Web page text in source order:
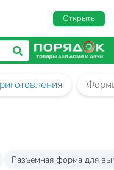
Открыть
Разъемная форма для